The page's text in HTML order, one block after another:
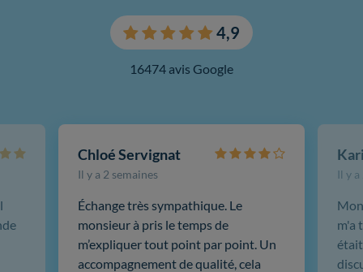
4,9
16474 avis Google
Chloé Servignat
Il y a 2 semaines
Échange très sympathique. Le
monsieur à pris le temps de
m’expliquer tout point par point. Un
accompagnement de qualité, cela
Il y
m'a